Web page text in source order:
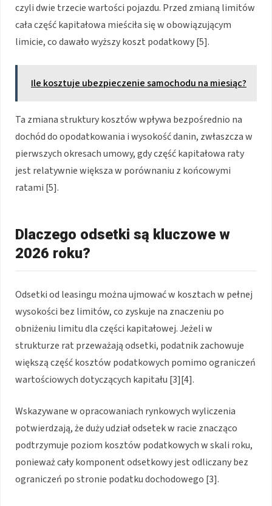
czyli dwie trzecie wartości pojazdu. Przed zmianą limitów
cała część kapitałowa mieściła się w obowiązującym
limicie, co dawało wyższy koszt podatkowy [5].
Ile kosztuje ubezpieczenie samochodu na miesiąc?
Ta zmiana struktury kosztów wpływa bezpośrednio na
dochód do opodatkowania i wysokość danin, zwłaszcza w
pierwszych okresach umowy, gdy część kapitałowa raty
jest relatywnie większa w porównaniu z końcowymi
ratami [5].
Dlaczego odsetki są kluczowe w
2026 roku?
Odsetki od leasingu można ujmować w kosztach w pełnej
wysokości bez limitów, co zyskuje na znaczeniu po
obniżeniu limitu dla części kapitałowej. Jeżeli w
strukturze rat przeważają odsetki, podatnik zachowuje
większą część kosztów podatkowych pomimo ograniczeń
wartościowych dotyczących kapitału [3][4].
Wskazywane w opracowaniach rynkowych wyliczenia
potwierdzają, że duży udział odsetek w racie znacząco
podtrzymuje poziom kosztów podatkowych w skali roku,
ponieważ cały komponent odsetkowy jest odliczany bez
ograniczeń po stronie podatku dochodowego [3].